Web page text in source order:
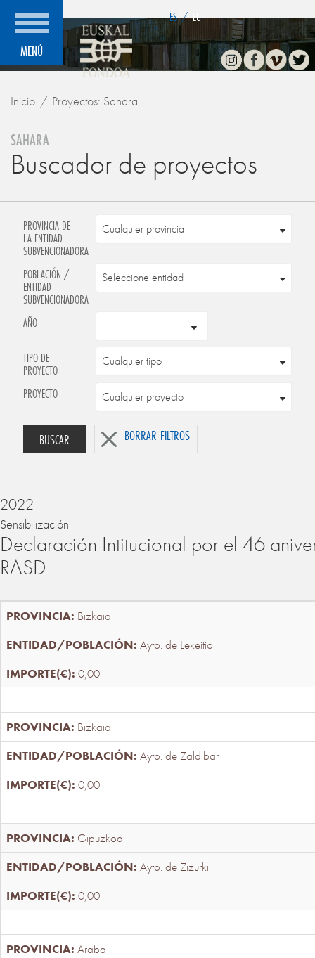
MENÚ
ES / EU
InstagramFacebook
Vimeo
Inicio Proyectos: Sahara
SAHARA
Buscador de proyectos
PROVINCIA DE
LA ENTIDAD
SUBVENCIONADORA
POBLACIÓN /
ENTIDAD
SUBVENCIONADORA
AÑO
TIPO DE
PROYECTO
PROYECTO
BUSCAR BORRAR FILTROS
2022
Sensibilización
Declaración Intitucional por el 46
RASD
Bizkaia
Ayto. de Lekeitio
0,00
Bizkaia
Ayto. de Zaldibar
0,00
Gipuzkoa
Ayto. de Zizurkil
0,00
Araba